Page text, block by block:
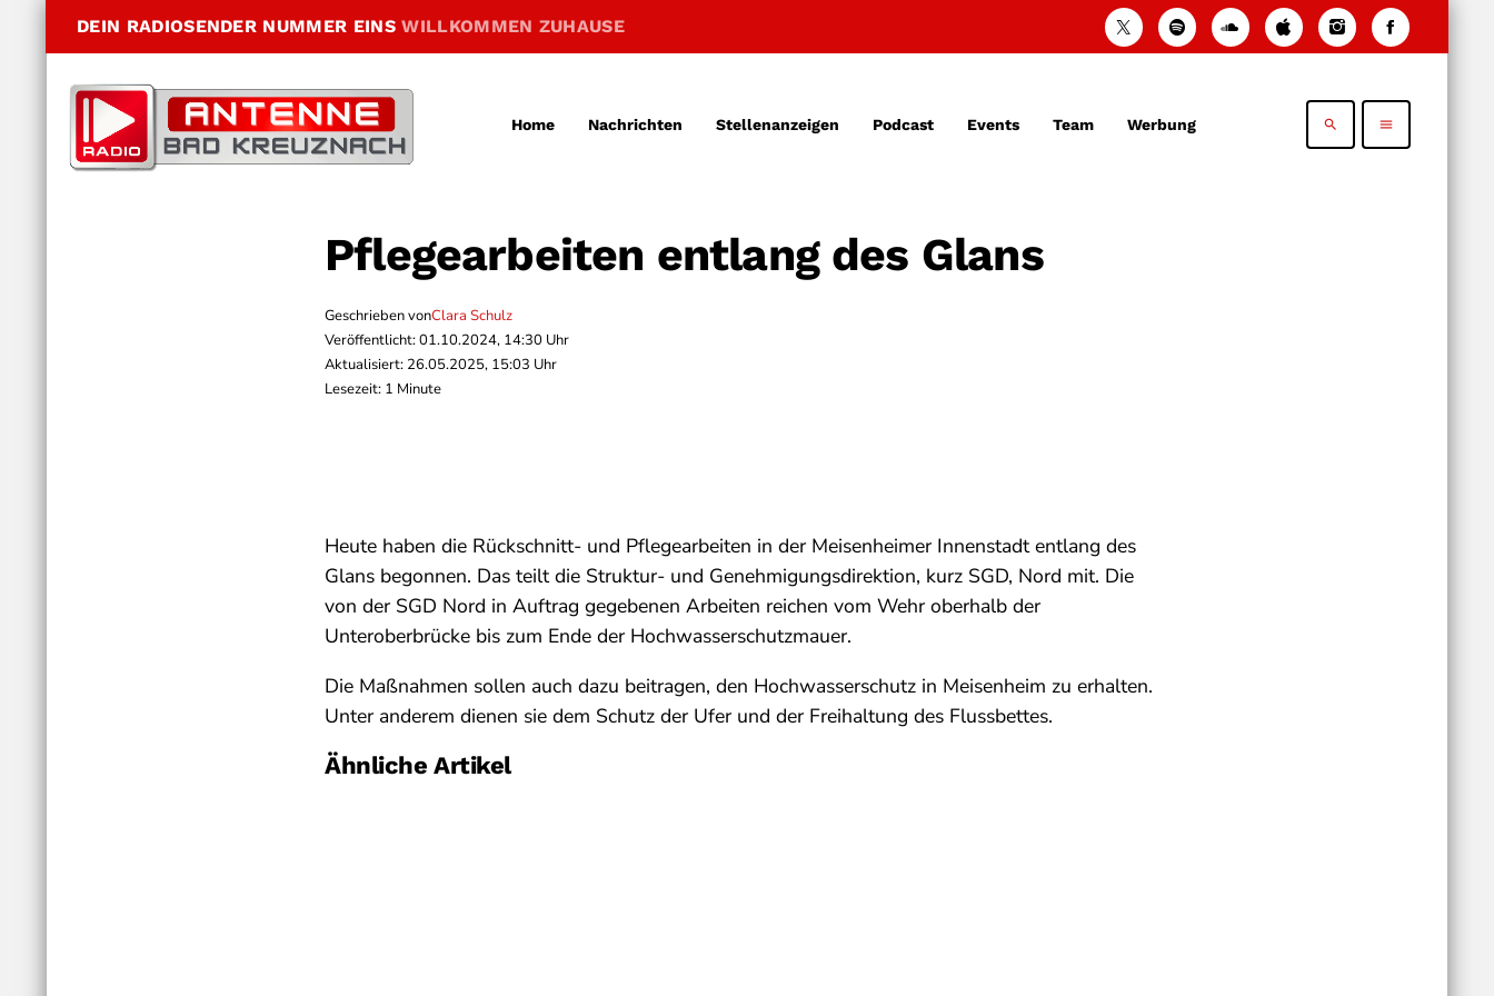
DEIN RADIOSENDER NUMMER EINSWILLKOMMEN ZUHAUSE
Home Nachrichten Stellenanzeigen Podcast Events Team Werbung search menu
Pflegearbeiten entlang des Glans
Geschrieben vonClara Schulz
Veröffentlicht: 01.10.2024, 14:30 Uhr
Aktualisiert: 26.05.2025, 15:03 Uhr
Lesezeit: 1 Minute
Heute haben die Rückschnitt- und Pflegearbeiten in der Meisenheimer Innenstadt entlang des
Glans begonnen. Das teilt die Struktur- und Genehmigungsdirektion, kurz SGD, Nord mit. Die
von der SGD Nord in Auftrag gegebenen Arbeiten reichen vom Wehr oberhalb der
Unteroberbrücke bis zum Ende der Hochwasserschutzmauer.
Die Maßnahmen sollen auch dazu beitragen, den Hochwasserschutz in Meisenheim zu erhalten.
Unter anderem dienen sie dem Schutz der Ufer und der Freihaltung des Flussbettes.
Ähnliche Artikel